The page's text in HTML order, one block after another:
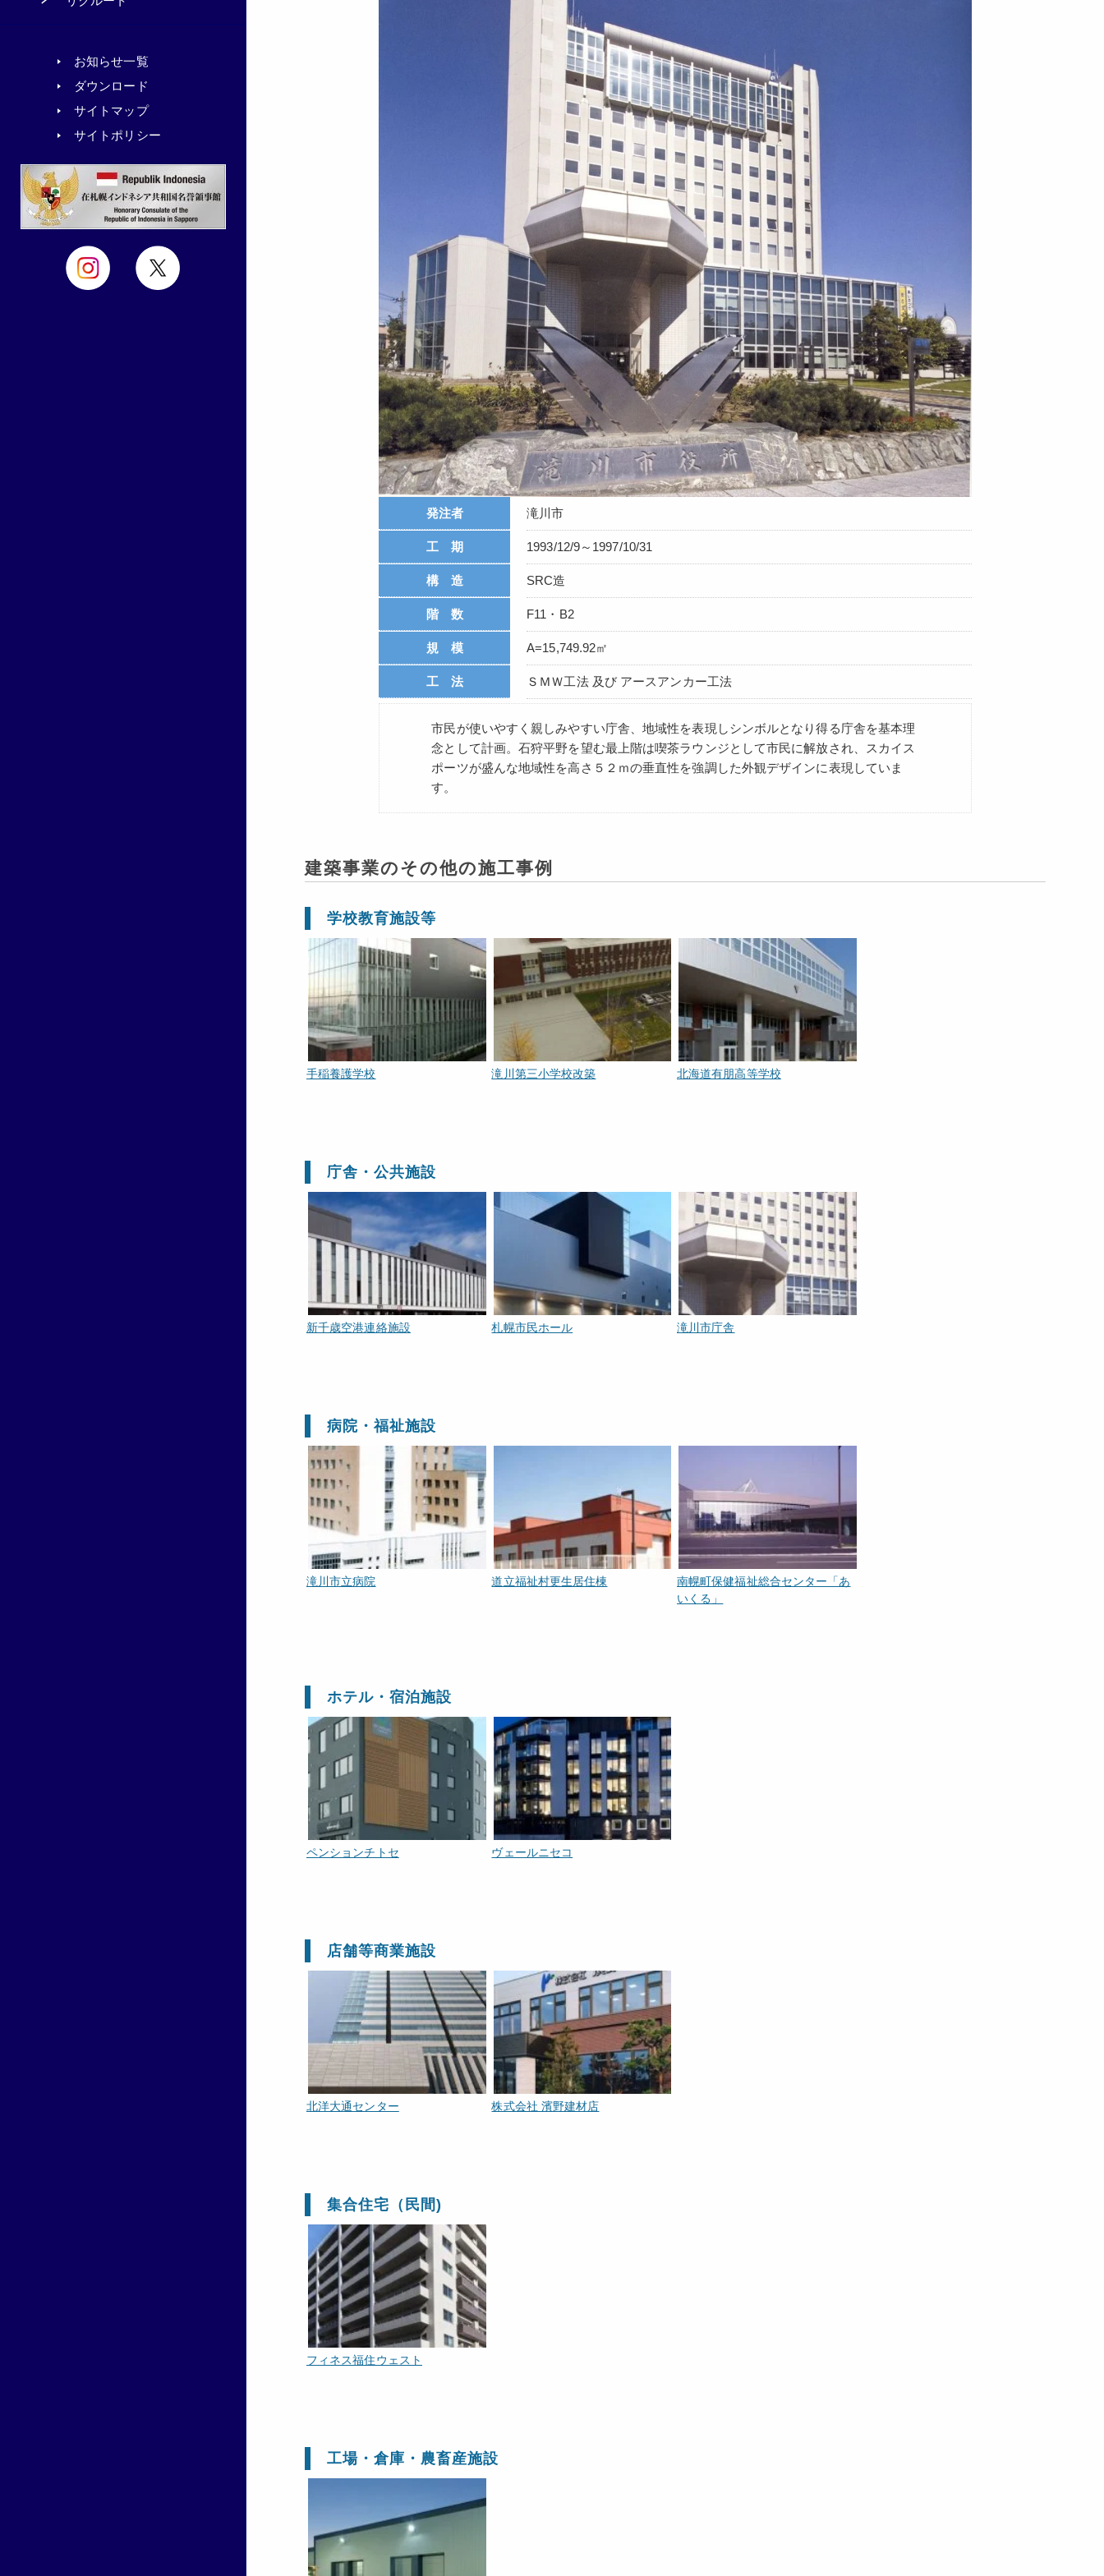
発注者 滝川市
工 期 1993/12/9～1997/10/31
構 造 SRC造
階 数 F11・B2
規 模 A=15,749.92㎡
工 法 ＳＭＷ工法 及び アースアンカー工法
市民が使いやすく親しみやすい庁舎、地域性を表現しシンボルとなり得る庁舎を基本理
念として計画。石狩平野を望む最上階は喫茶ラウンジとして市民に解放され、スカイス
ポーツが盛んな地域性を高さ５２ｍの垂直性を強調した外観デザインに表現していま
す。
建築事業のその他の施工事例
学校教育施設等
手稲養護学校 滝川第三小学校改築 北海道有朋高等学校
庁舎・公共施設
新千歳空港連絡施設 札幌市民ホール 滝川市庁舎
病院・福祉施設
滝川市立病院 道立福祉村更生居住棟
南幌町保健福祉総合センター「あ
いくる」
ホテル・宿泊施設
ペンションチトセ ヴェールニセコ
店舗等商業施設
北洋大通センター 株式会社 濱野建材店
集合住宅（民間)
フィネス福住ウェスト
工場・倉庫・農畜産施設
お知らせ一覧
ダウンロード
サイトマップ
サイトポリシー